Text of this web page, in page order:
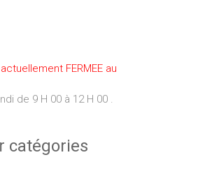
FERMEE au
de 9 H 00 à 12 H 00 .
catégories